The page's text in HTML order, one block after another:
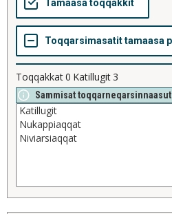
Toqqakkat0 Katillugit3
Sammisat toqqarneqarsinnaasut